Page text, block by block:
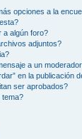
opciones a la
a algún foro?
adjuntos?
a un
en la publicación
ser aprobados?
tema?